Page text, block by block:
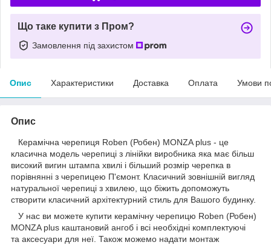
Що таке купити з Пром?
Замовлення під захистом
Опис Характеристики Доставка Оплата Умови
Опис
Керамічна черепиця Roben (Робен) MONZA plus - це
класична модель черепиці з лінійки виробника яка має більш
високий вигин штампа хвилі і більший розмір черепка в
порівнянні з черепицею П'ємонт. Класичний зовнішній вигляд
натуральної черепиці з хвилею, що біжить допоможуть
створити класичний архітектурний стиль для Вашого будинку.
У нас ви можете купити керамічну черепицю Roben (Робен)
MONZA plus каштановий ангоб і всі необхідні комплектуючі
та аксесуари для неї. Також можемо надати монтаж